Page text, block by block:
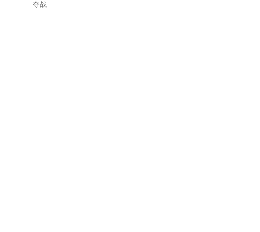
夺战